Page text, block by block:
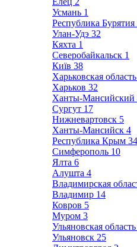
Усмань 1
Республика Бурятия
Улан-Удэ 32
Кяхта 1
Северобайкальск 1
Київ 38
Харьковская область
Харьков 32
Ханты-Мансийский
Сургут 17
Нижневартовск 5
Ханты-Мансийск 4
Республика Крым 34
Симферополь 10
Ялта 6
Алушта 4
Владимирская
Владимир 14
Ковров 5
Муром 3
Ульяновская область
Ульяновск 25